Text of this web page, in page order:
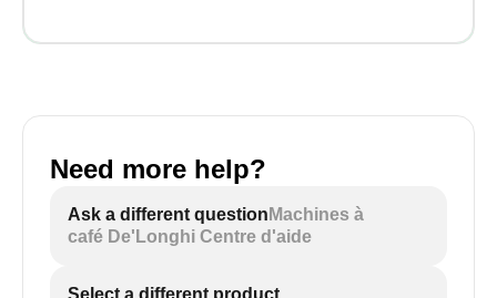
Need more help?
Ask a different question Machines à
café De'Longhi Centre d'aide
Select a different product